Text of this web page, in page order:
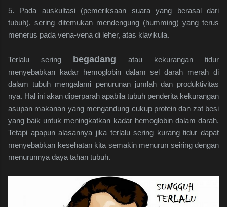
5. Pada auskultasi (pemeriksaan suara yang berasal dari
tubuh), sering ditemukan mendengung (humming) yang terus
menerus pada vena-vena di leher, atas klavikula.
Terlalu sering begadang atau kekurangan tidur
menyebabkan kadar hemoglobin dalam sel darah merah di
dalam tubuh mengalami penurunan jumlah dan produktivitas
nya. Hal ini akan diperparah apabila tubuh penderita kekurangan
asupan makanan yang mengandung cukup protein dan zat besi
yang baik untuk meningkatkan kadar hemoglobin dalam darah.
Tetapi apapun alasannya jika terlalu sering kurang tidur dapat
menyebabkan kesehatan kita semakin menurun seiring dengan
menurunnya daya tahan tubuh.